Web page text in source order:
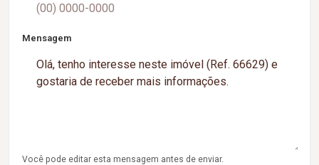
Mensagem
Você pode editar esta mensagem antes de enviar.